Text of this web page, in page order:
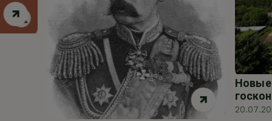
Новые